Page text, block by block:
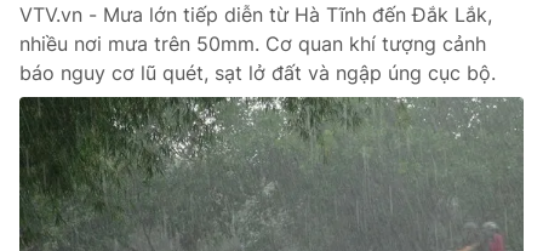
VTV.vn - Mưa lớn tiếp diễn từ Hà Tĩnh đến Đắk Lắk,
nhiều nơi mưa trên 50mm. Cơ quan khí tượng cảnh
báo nguy cơ lũ quét, sạt lở đất và ngập úng cục bộ.